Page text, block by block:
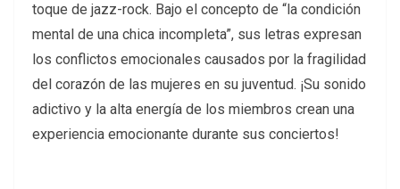
toque de jazz-rock. Bajo el concepto de “la condición
mental de una chica incompleta”, sus letras expresan
los conflictos emocionales causados por la fragilidad
del corazón de las mujeres en su juventud. ¡Su sonido
adictivo y la alta energía de los miembros crean una
experiencia emocionante durante sus conciertos!